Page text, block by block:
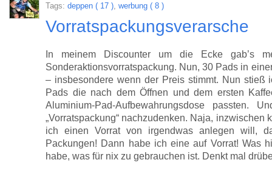
Tags: deppen ( 17 ), werbung ( 8 )
Vorratspackungsverarsche
In meinem Discounter um die Ecke gab’s
Sonderaktionsvorratspackung. Nun, 30 Pads in
– insbesondere wenn der Preis stimmt. Nun stieß
Pads die nach dem Öffnen und dem ersten
Aluminium-Pad-Aufbewahrungsdose passten.
„Vorratspackung“ nachzudenken. Naja, inzwischen
ich einen Vorrat von irgendwas anlegen will,
Packungen! Dann habe ich eine auf Vorrat! Was
habe, was für nix zu gebrauchen ist. Denkt mal